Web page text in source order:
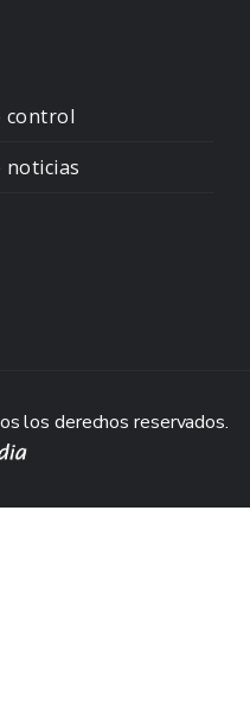
control
noticias
los derechos reservados.